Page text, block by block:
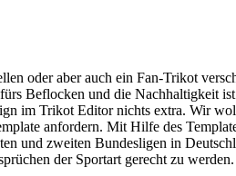
oder aber auch ein Fan-Trikot
Beflocken und die Nachhaltigkeit
im Trikot Editor nichts extra. Wir
anfordern. Mit Hilfe des
und zweiten Bundesligen in
der Sportart gerecht zu